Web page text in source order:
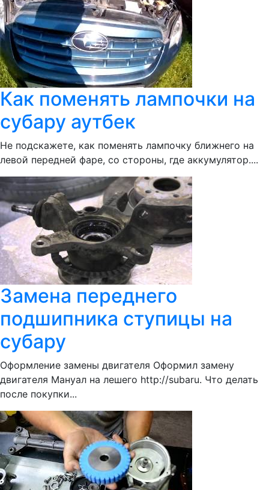
Как поменять лампочки на
субару аутбек
Не подскажете, как поменять лампочку ближнего на
левой передней фаре, со стороны, где аккумулятор....
Замена переднего
подшипника ступицы на
субару
Оформление замены двигателя Оформил замену
двигателя Мануал на лешего http://subaru. Что делать
после покупки...